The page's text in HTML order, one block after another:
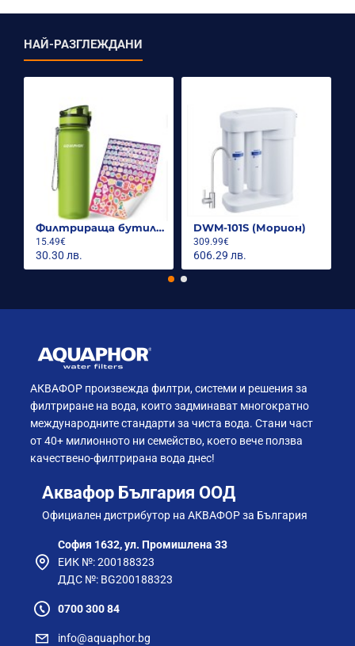
НАЙ-РАЗГЛЕЖДАНИ
Филтрираща бутилка City 500ml.
15.49€
30.30 лв.
DWM-101S (Морион)
309.99€
606.29 лв.
АКВАФОР произвежда филтри, системи и решения за
филтриране на вода, които задминават многократно
международните стандарти за чиста вода. Стани част
от 40+ милионното ни семейство, което вече ползва
качествено-филтрирана вода днес!
Аквафор България ООД
Официален дистрибутор на АКВАФОР за България
София 1632, ул. Промишлена 33
ЕИК №: 200188323
ДДС №: BG200188323
0700 300 84
info@aquaphor.bg